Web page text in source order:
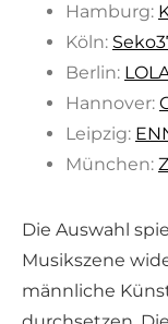
Hamburg:
Köln:
Berlin:
Hannover:
Leipzig:
München:
Die Auswahl
Musikszene
männliche